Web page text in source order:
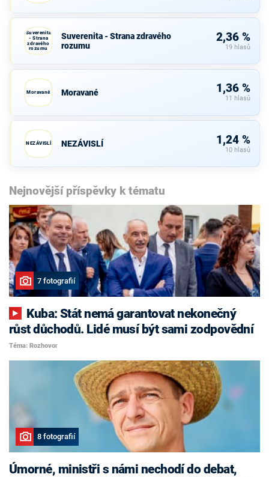
Suverenita
- Strana
zdravého
rozumu
Suverenita - Strana zdravého
rozumu
2,36 %
19 hlasů
Moravané Moravané 1,36 %
11 hlasů
NEZÁVISLÍ NEZÁVISLÍ 1,24 %
10 hlasů
Nejnovější příspěvky k tématu
7 fotografií
růst důchodů. Lidé musí být sami zodpovědní
Téma: Rozhovor
8 fotografií
Úmorné, ministři s námi nechodí do debat,